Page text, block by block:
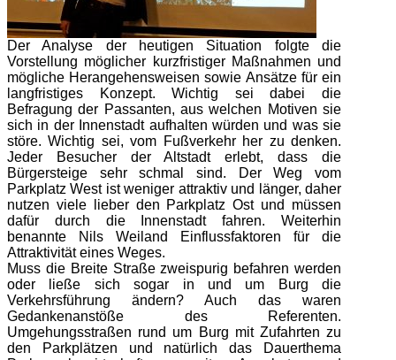
Der Analyse der heutigen Situation folgte die
Vorstellung möglicher kurzfristiger Maßnahmen und
mögliche Herangehensweisen sowie Ansätze für ein
langfristiges Konzept. Wichtig sei dabei die
Befragung der Passanten, aus welchen Motiven sie
sich in der Innenstadt aufhalten würden und was sie
störe. Wichtig sei, vom Fußverkehr her zu denken.
Jeder Besucher der Altstadt erlebt, dass die
Bürgersteige sehr schmal sind. Der Weg vom
Parkplatz West ist weniger attraktiv und länger, daher
nutzen viele lieber den Parkplatz Ost und müssen
dafür durch die Innenstadt fahren. Weiterhin
benannte Nils Weiland Einflussfaktoren für die
Attraktivität eines Weges.
Muss die Breite Straße zweispurig befahren werden
oder ließe sich sogar in und um Burg die
Verkehrsführung ändern? Auch das waren
Gedankenanstöße des Referenten.
Umgehungsstraßen rund um Burg mit Zufahrten zu
den Parkplätzen und natürlich das Dauerthema